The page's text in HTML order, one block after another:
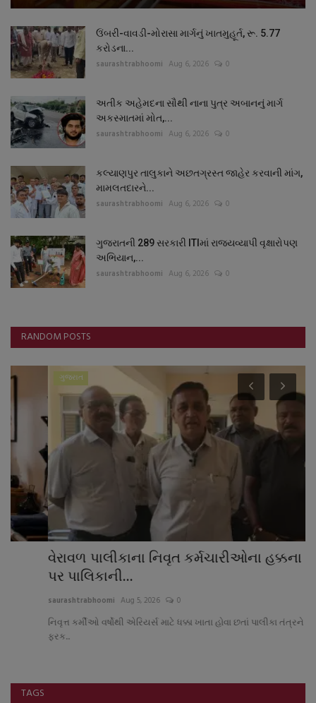
ઉંબરી-વાવડી-મોરાસા માર્ગનું ખાતમુહૂર્ત, રૂ. 5.77
કરોડના...
saurashtrabhoomi Aug 6, 2026 0
અતીક અહેમદના સૌથી નાના પુત્ર અબાનનું માર્ગ
અકસ્માતમાં મોત,...
saurashtrabhoomi Aug 6, 2026 0
કલ્યાણપુર તાલુકાને અછતગ્રસ્ત જાહેર કરવાની માંગ,
મામલતદારને...
saurashtrabhoomi Aug 6, 2026 0
ગુજરાતની 289 સરકારી ITIમાં રાજ્યવ્યાપી વૃક્ષારોપણ
અભિયાન,...
saurashtrabhoomi Aug 6, 2026 0
RANDOM POSTS
વેરાવળ પાલીકાના નિવૃત કર્મચારીઓના હક્કના પૈસા
પર પાલિકાની...
saurashtrabhoomi Aug 5, 2026 0
નિવૃત્ત કર્મીઓ વર્ષોથી એરિયર્સ માટે ધક્કા ખાતા હોવા છતાં પાલીકા તંત્રને કોઈ
TAGS